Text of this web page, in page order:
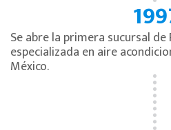
Se abre la primera sucursal
especializada en aire
México.